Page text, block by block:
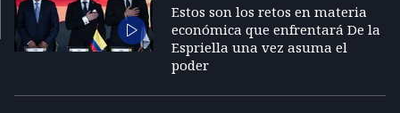
Estos son los retos en materia
económica que enfrentará De la
Espriella una vez asuma el
poder